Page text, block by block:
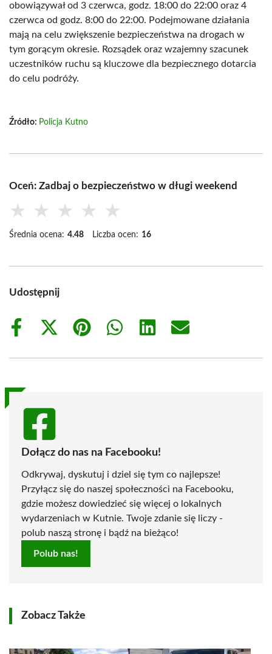
obowiązywał od 3 czerwca, godz. 18:00 do 22:00 oraz 4
czerwca od godz. 8:00 do 22:00. Podejmowane działania
mają na celu zwiększenie bezpieczeństwa na drogach w
tym gorącym okresie. Rozsądek oraz wzajemny szacunek
uczestników ruchu są kluczowe dla bezpiecznego dotarcia
do celu podróży.
Źródło: Policja Kutno
Oceń: Zadbaj o bezpieczeństwo w długi weekend
★ ★ ★ ★ ★
Średnia ocena: 4.48 Liczba ocen: 16
Udostępnij
Share
Share
(Twitter)
Share
Share
Share
Share
Dołącz do nas na Facebooku!
Odkrywaj, dyskutuj i dziel się tym co najlepsze!
Przyłącz się do naszej społeczności na Facebooku,
gdzie możesz dowiedzieć się więcej o lokalnych
wydarzeniach w Kutnie. Twoje zdanie się liczy -
polub naszą stronę i bądź na bieżąco!
Polub nas!
Zobacz Także